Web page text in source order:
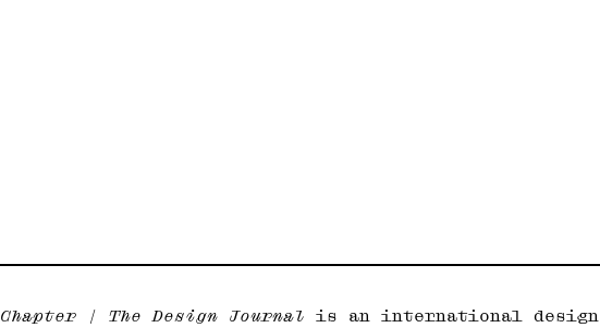
Chapter | The Design Journal is an international design